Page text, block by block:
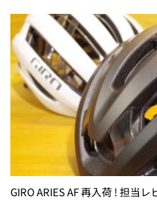
GIRO ARIES AF 再入荷 ! 担当レ